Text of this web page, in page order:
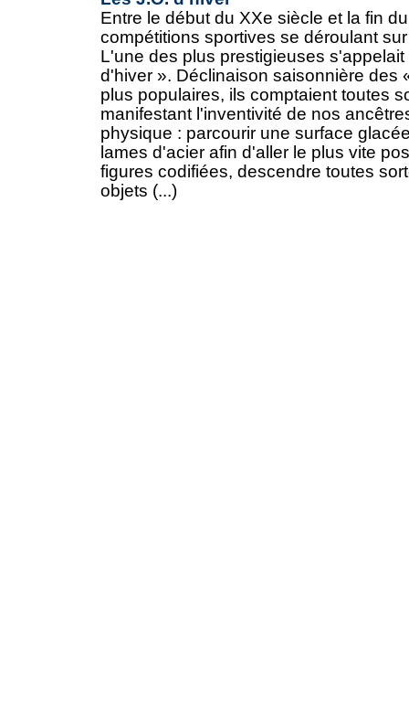
Entre le début du XXe siècle et la fin
compétitions sportives se déroulant
L'une des plus prestigieuses
d'hiver ». Déclinaison saisonnière des
plus populaires, ils comptaient toutes
manifestant l'inventivité de nos
physique : parcourir une surface
lames d'acier afin d'aller le plus vite
figures codifiées, descendre toutes
objets (...)